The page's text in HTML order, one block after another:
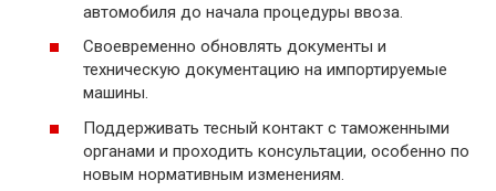
автомобиля до начала процедуры ввоза.
Своевременно обновлять документы и
техническую документацию на импортируемые
машины.
Поддерживать тесный контакт с таможенными
органами и проходить консультации, особенно по
новым нормативным изменениям.